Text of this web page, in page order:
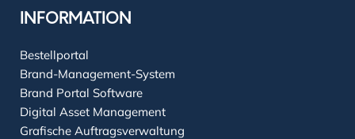
INFORMATION
Bestellportal
Brand-Management-System
Brand Portal Software
Digital Asset Management
Grafische Auftragsverwaltung